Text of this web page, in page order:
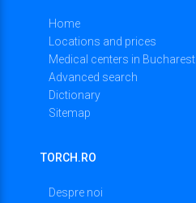
Home
Locations and prices
Medical centers in Bucharest
Advanced search
Dictionary
Sitemap
TORCH.RO
Despre noi